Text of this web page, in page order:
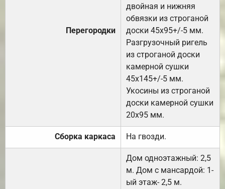
Перегородки
двойная и нижняя
обвязки из строганой
доски 45х95+/-5 мм.
Разгрузочный ригель
из строганой доски
камерной сушки
45х145+/-5 мм.
Укосины из строганой
доски камерной сушки
20х95 мм.
Сборка каркаса На гвозди.
Дом одноэтажный: 2,5
м. Дом с мансардой: 1-
ый этаж- 2,5 м.